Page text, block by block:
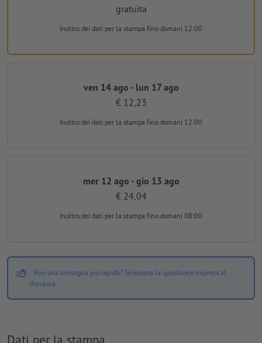
gratuita
Inoltro dei dati per la stampa fino domani 12:00
ven 14 ago - lun 17 ago
€ 12,23
Inoltro dei dati per la stampa fino domani 12:00
mer 12 ago - gio 13 ago
€ 24,04
Inoltro dei dati per la stampa fino domani 08:00
Vuoi una consegna più rapida? Seleziona la spedizione express al
checkout.
Dati per la stampa